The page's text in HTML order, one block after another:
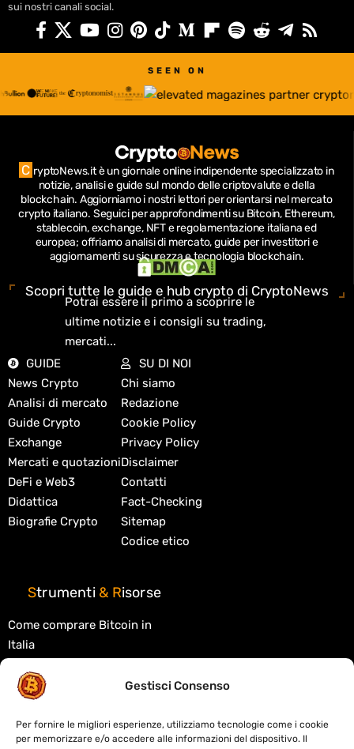
Gestisci Consenso
Per fornire le migliori esperienze, utilizziamo tecnologie come i cookie
per memorizzare e/o accedere alle informazioni del dispositivo. Il
sui nostri canali social.
SEEN ON
C ryptoNews.it è un giornale online indipendente specializzato in
notizie, analisi e guide sul mondo delle criptovalute e della
blockchain. Aggiorniamo i nostri lettori per orientarsi nel mercato
crypto italiano. Seguici per approfondimenti su Bitcoin, Ethereum,
stablecoin, exchange, NFT e regolamentazione italiana ed
europea; offriamo analisi di mercato, guide per investitori e
aggiornamenti su sicurezza e tecnologia blockchain.
Scopri tutte le guide e hub crypto di CryptoNews
Potrai essere il primo a scoprire le
ultime notizie e i consigli su trading,
mercati...
GUIDE
News Crypto
Analisi di mercato
Guide Crypto
Exchange
Mercati e quotazioni
DeFi e Web3
Didattica
Biografie Crypto
SU DI NOI
Chi siamo
Redazione
Cookie Policy
Privacy Policy
Disclaimer
Contatti
Fact-Checking
Sitemap
Codice etico
Strumenti & Risorse
Come comprare Bitcoin in
Italia
Migliori exchange crypto
Migliori wallet crypto
Tasse criptovalute in Italia